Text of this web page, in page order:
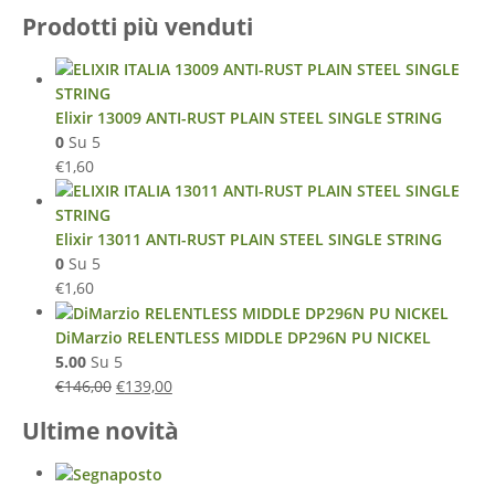
Prodotti più venduti
Elixir 13009 ANTI-RUST PLAIN STEEL SINGLE STRING
0Su 5
€1,60
Elixir 13011 ANTI-RUST PLAIN STEEL SINGLE STRING
0Su 5
€1,60
DiMarzio RELENTLESS MIDDLE DP296N PU NICKEL
5.00Su 5
€146,00 €139,00
Ultime novità